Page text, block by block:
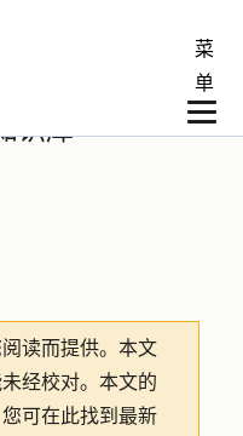
菜
单
识库
读而提供。 本文
经校对。本文的
可在此找到最新